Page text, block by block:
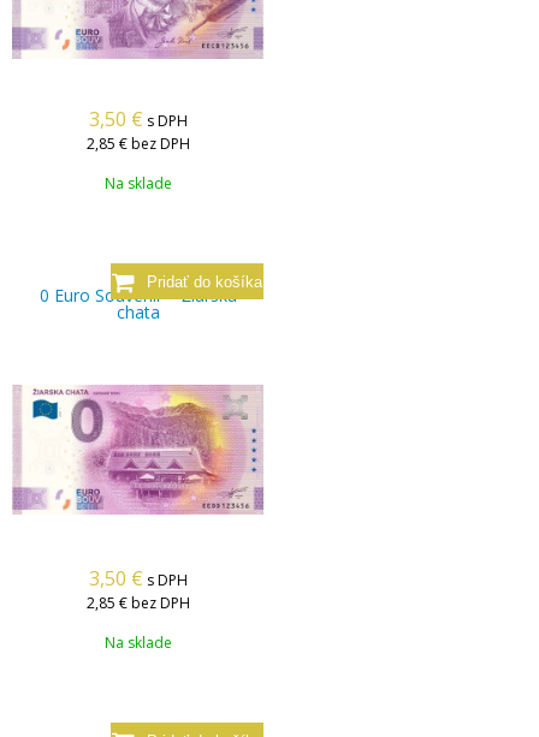
3,50 € s DPH
2,85 € bez DPH
Na sklade
0 Euro Souvenir – Žiarska
chata
3,50 € s DPH
2,85 € bez DPH
Na sklade